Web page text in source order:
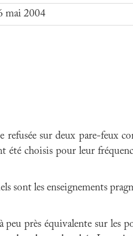
mai 2004
sur deux pare-feux
été choisis pour leur
sont les enseignements
près équivalente sur les